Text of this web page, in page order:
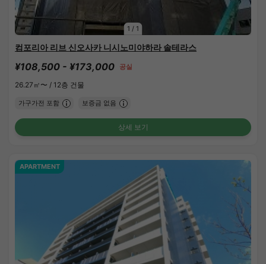
1 / 1
컴포리아 리브 신오사카 니시노미야하라 솔테라스
¥108,500 - ¥173,000 공실
26.27㎡〜 / 12층 건물
가구가전 포함 보증금 없음
상세 보기
APARTMENT